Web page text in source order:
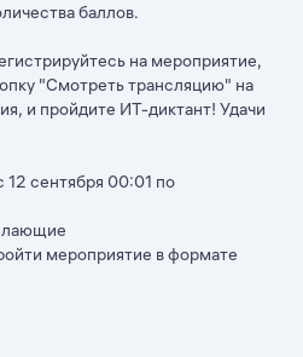
баллов.
на мероприятие,
"Смотреть трансляцию" на
и пройдите ИТ-диктант! Удачи
12 сентября 00:01 по
мероприятие в формате